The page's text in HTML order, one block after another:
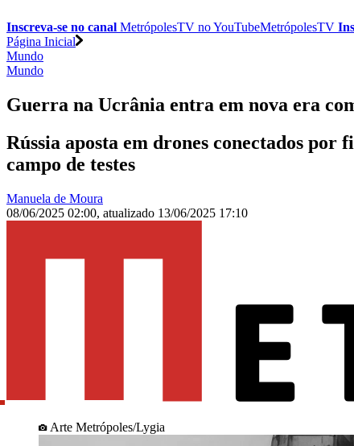
Inscreva-se no canal MetrópolesTV noYouTubeMetrópolesTV
Página Inicial
Mundo
Mundo
Guerra na Ucrânia entra em nova era
Rússia aposta em drones conectados
campo de testes
Manuela de Moura
08/06/2025 02:00, atualizado 13/06/2025 17:10
Arte Metrópoles/Lygia